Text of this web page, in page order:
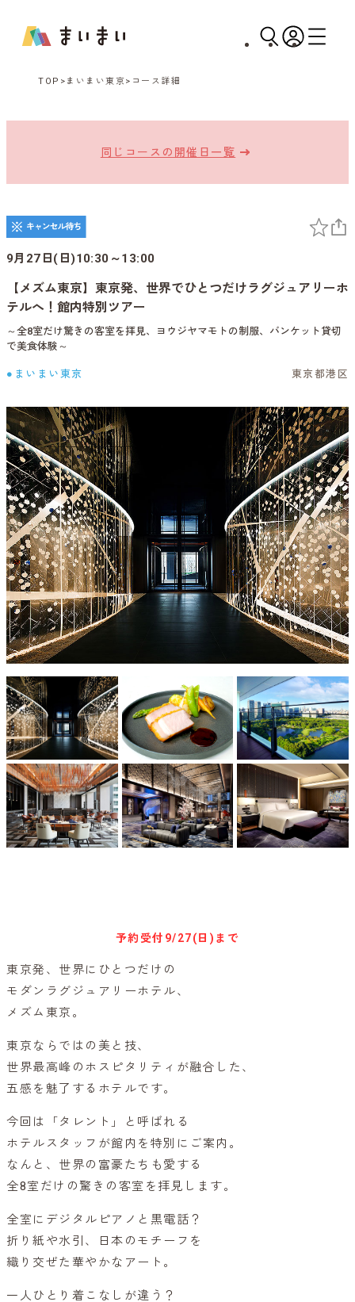
TOP まいまい東京 コース詳細
同じコースの開催日一覧
9月27日(日)10:30～13:00
【メズム東京】東京発、世界でひとつだけラグジュアリーホ
テルへ！館内特別ツアー
～全8室だけ驚きの客室を拝見、ヨウジヤマモトの制服、バンケット貸切
で美食体験～
●まいまい東京 東京都港区
予約受付 9/27(日)まで
東京発、世界にひとつだけの
モダンラグジュアリーホテル、
メズム東京。
東京ならではの美と技、
世界最高峰のホスピタリティが融合した、
五感を魅了するホテルです。
今回は「タレント」と呼ばれる
ホテルスタッフが館内を特別にご案内。
なんと、世界の富豪たちも愛する
全8室だけの驚きの客室を拝見します。
全室にデジタルピアノと黒電話？
折り紙や水引、日本のモチーフを
織り交ぜた華やかなアート。
一人ひとり着こなしが違う？